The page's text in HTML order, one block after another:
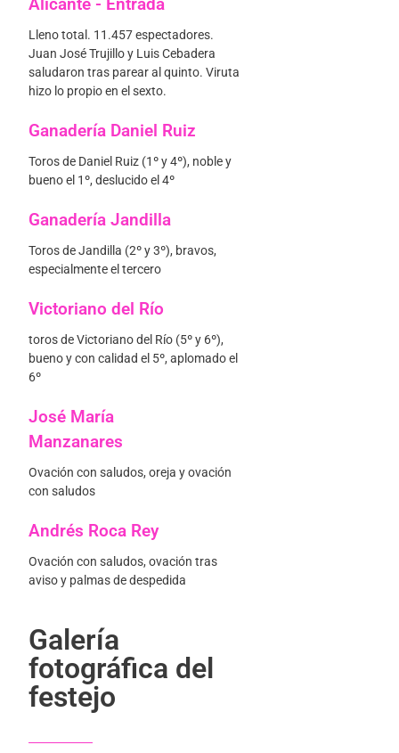
Lleno total. 11.457 espectadores.
Juan José Trujillo y Luis Cebadera
saludaron tras parear al quinto. Viruta
hizo lo propio en el sexto.
Ganadería Daniel Ruiz
Toros de Daniel Ruiz (1º y 4º), noble y
bueno el 1º, deslucido el 4º
Ganadería Jandilla
Toros de Jandilla (2º y 3º), bravos,
especialmente el tercero
Victoriano del Río
toros de Victoriano del Río (5º y 6º),
bueno y con calidad el 5º, aplomado el
6º
José María
Manzanares
Ovación con saludos, oreja y ovación
con saludos
Andrés Roca Rey
Ovación con saludos, ovación tras
aviso y palmas de despedida
Galería
fotográfica del
festejo